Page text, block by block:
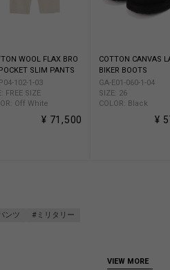
WOOL FLAX BRO
SLIM PANTS
102-1-03
FREE SIZE
Off White
¥ 71,500
COTTON CANVAS
BIKER BOOTS
GA-E01-060-1-04
SIZE: 26
COLOR: Black
¥
ンツ #ミリタリー
VIEW MORE